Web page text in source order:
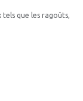
que les ragoûts,